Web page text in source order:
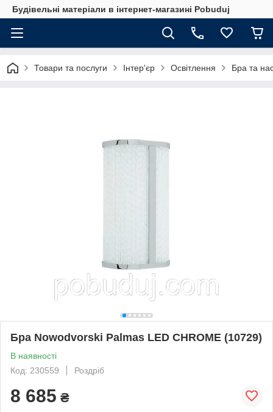
Будівельні матеріали в інтернет-магазині Pobuduj
Товари та послуги Інтер'єр Освітлення Бра та
Бра Nowodvorski Palmas LED CHROME (10729)
В наявності
Код: 230559
Роздріб
8 685 ₴